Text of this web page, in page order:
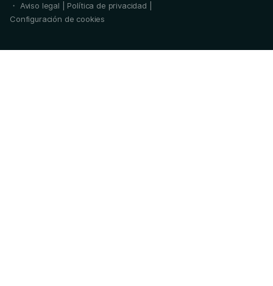
・ Aviso legal Política de privacidad
Configuración de cookies